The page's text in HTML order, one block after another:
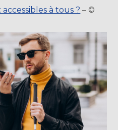
à tous ? – ©